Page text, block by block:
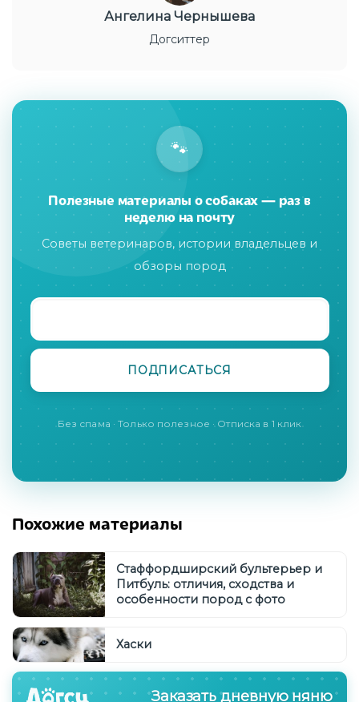
Ангелина Чернышева
Догситтер
🐾
Полезные материалы о собаках — раз в
неделю на почту
Советы ветеринаров, истории владельцев и
обзоры пород
Без спама · Только полезное · Отписка в 1 клик
Похожие материалы
Стаффордширский бультерьер и
Питбуль: отличия, сходства и
особенности пород с фото
Хаски
Заказать дневную няню